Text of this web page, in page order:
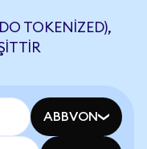
TOKENIZED),
ABBVON